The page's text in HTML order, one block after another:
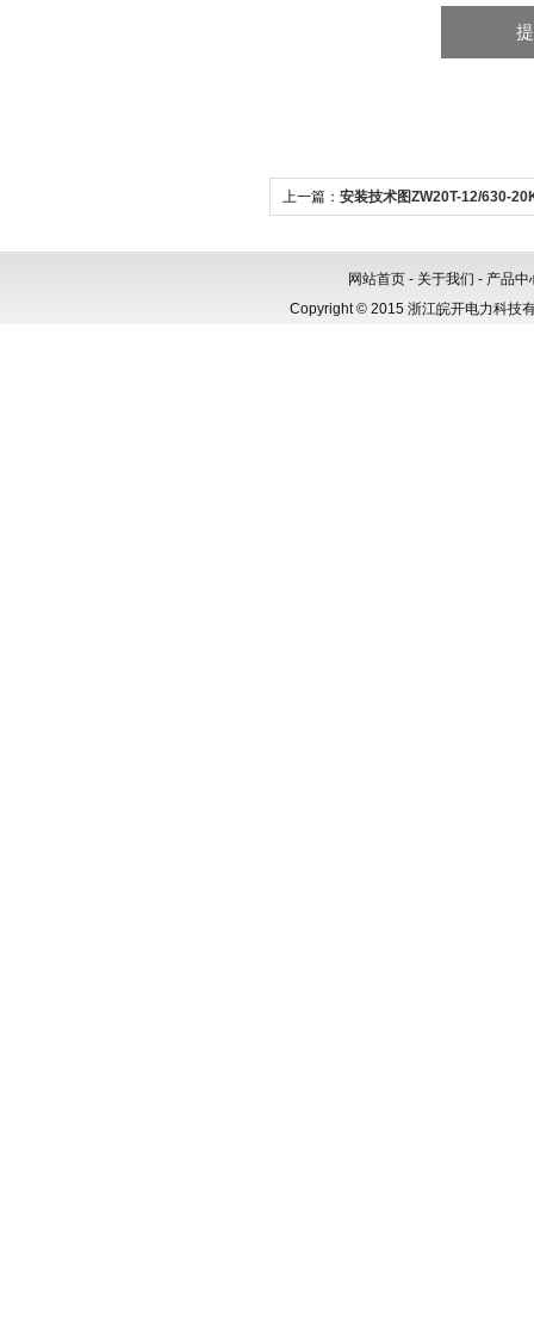
上一篇： 安装技术图ZW20T-12/630-
网站首页 - 关于我们 - 产品中
Copyright © 2015 浙江皖开电力科技